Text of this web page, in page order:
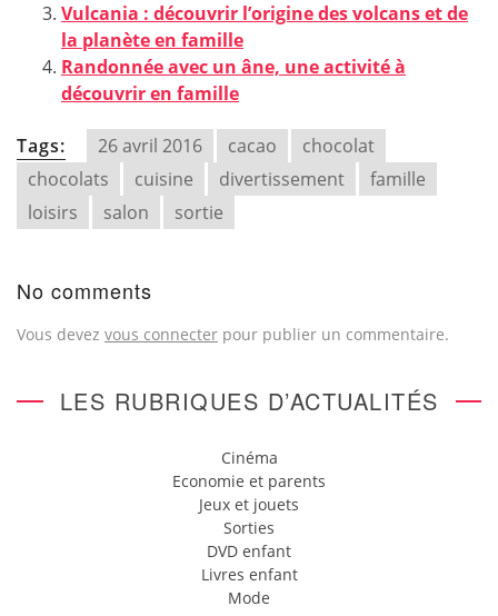
Vulcania : découvrir l’origine des volcans et de
la planète en famille
Randonnée avec un âne, une activité à
découvrir en famille
Tags: 26 avril 2016 cacao
chocolat
chocolats
cuisine divertissement
famille
loisirs
salon sortie
No comments
Vous devez vous connecter pour publier un commentaire.
LES RUBRIQUES D’ACTUALITÉS
Cinéma
Economie et parents
Jeux et jouets
Sorties
DVD enfant
Livres enfant
Mode